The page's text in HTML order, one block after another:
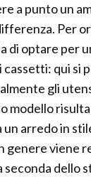
a punto un
Per
di optare per
qui si
gli
modello
un arredo in
genere viene
seconda dello